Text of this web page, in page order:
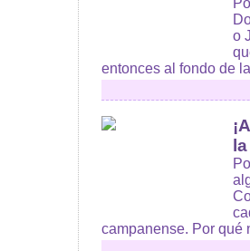
o
entonces al fondo de
campanense. Por qué